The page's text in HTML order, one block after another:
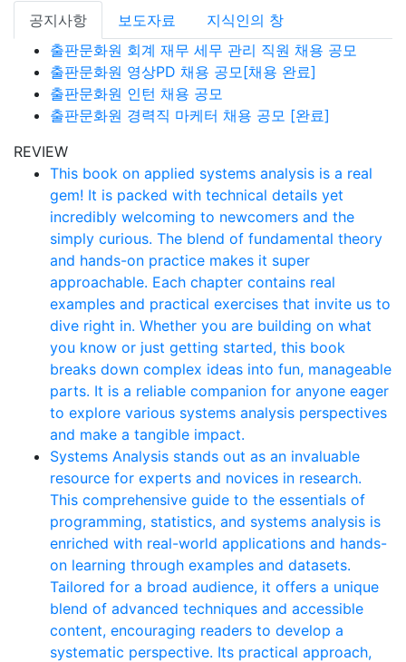
공지사항
보도자료
지식인의 창
출판문화원 회계 재무 세무 관리 직원 채용 공모
출판문화원 영상PD 채용 공모[채용 완료]
출판문화원 인턴 채용 공모
출판문화원 경력직 마케터 채용 공모 [완료]
REVIEW
This book on applied systems analysis is a real
gem! It is packed with technical details yet
incredibly welcoming to newcomers and the
simply curious. The blend of fundamental theory
and hands-on practice makes it super
approachable. Each chapter contains real
examples and practical exercises that invite us to
dive right in. Whether you are building on what
you know or just getting started, this book
breaks down complex ideas into fun, manageable
parts. It is a reliable companion for anyone eager
to explore various systems analysis perspectives
and make a tangible impact.
Systems Analysis stands out as an invaluable
resource for experts and novices in research.
This comprehensive guide to the essentials of
programming, statistics, and systems analysis is
enriched with real-world applications and hands-
on learning through examples and datasets.
Tailored for a broad audience, it offers a unique
blend of advanced techniques and accessible
content, encouraging readers to develop a
systematic perspective. Its practical approach,